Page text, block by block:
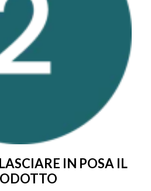
IN POSA IL